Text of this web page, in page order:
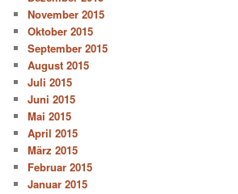
November 2015
Oktober 2015
September 2015
August 2015
Juli 2015
Juni 2015
Mai 2015
April 2015
März 2015
Februar 2015
Januar 2015